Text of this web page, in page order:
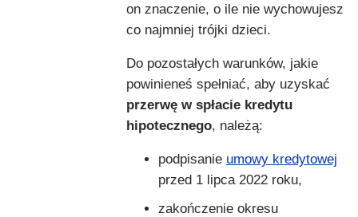
on znaczenie, o ile nie wychowujesz
co najmniej trójki dzieci.
Do pozostałych warunków, jakie
powinieneś spełniać, aby uzyskać
przerwę w spłacie kredytu
hipotecznego, należą:
podpisanie umowy kredytowej
przed 1 lipca 2022 roku,
zakończenie okresu